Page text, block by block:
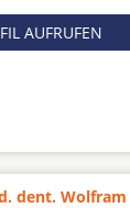
AUFRUFEN
dent.